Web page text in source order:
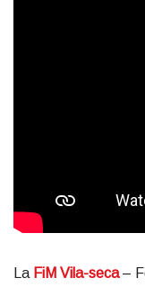
La FiM Vila-seca–